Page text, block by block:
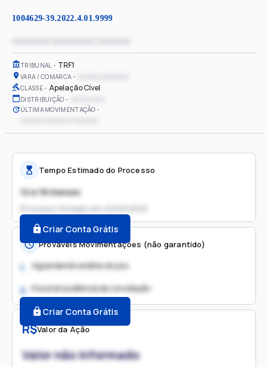
1004629-39.2022.4.01.9999
TRIBUNAL TRF1
VARA / COMARCA
CLASSE Apelação Cível
DISTRIBUIÇÃO
ÚLTIMA MOVIMENTAÇÃO
R$Valor da Ação
Valor não informado
Tempo Estimado do Processo
12 a 18 meses
Processo iniciado em
Criar Conta Grátis
Prováveis Movimentações (não garantido)
1. Aguardando análise do juiz
2. Possível audiência de conciliação
Criar Conta Grátis